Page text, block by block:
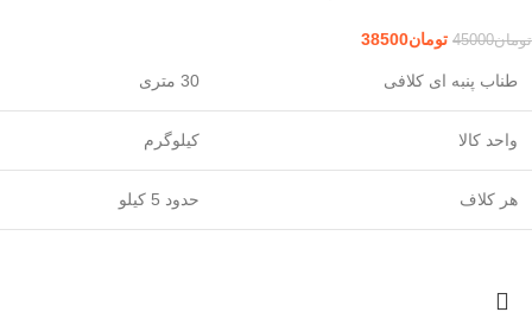
تومان45000 تومان38500
طناب پنبه ای کلافی 30 متری
واحد کالا کیلوگرم
هر کلاف حدود 5 کیلو